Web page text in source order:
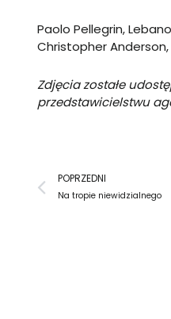
Paolo Pellegrin,
Christopher
Zdjęcia zostałe
przedstawicielstwu
Prev
POPRZEDNI
Na tropie niewidzialnego